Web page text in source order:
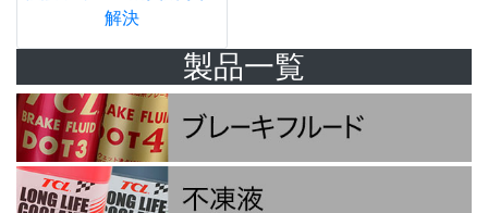
解決
製品一覧